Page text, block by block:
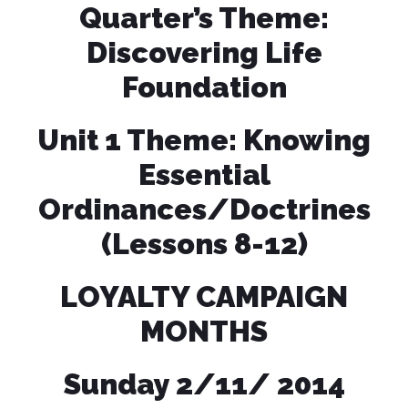
Quarter’s Theme:
Discovering Life
Foundation
Unit 1 Theme: Knowing
Essential
Ordinances/Doctrines
(Lessons 8-12)
LOYALTY CAMPAIGN
MONTHS
Sunday 2/11/ 2014